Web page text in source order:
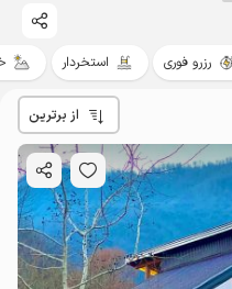
رزرو فوری استخردار
از برترین